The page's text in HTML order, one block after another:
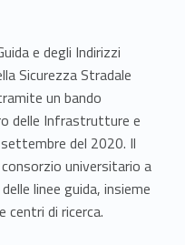
e degli Indirizzi
Sicurezza Stradale
un bando
delle Infrastrutture e
del 2020. Il
universitario a
linee guida, insieme
di ricerca.